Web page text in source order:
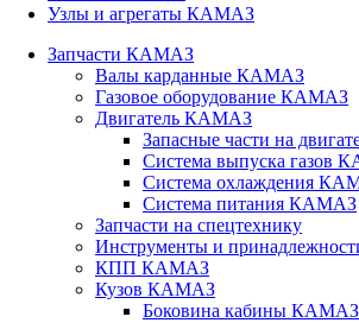
Узлы и агрегаты КАМАЗ
Запчасти КАМАЗ
Валы карданные КАМАЗ
Газовое оборудование КАМАЗ
Двигатель КАМАЗ
Запасные части на
Система выпуска газов
Система охлаждения
Система питания КАМАЗ
Запчасти на спецтехнику
Инструменты и
КПП КАМАЗ
Кузов КАМАЗ
Боковина кабины КАМАЗ